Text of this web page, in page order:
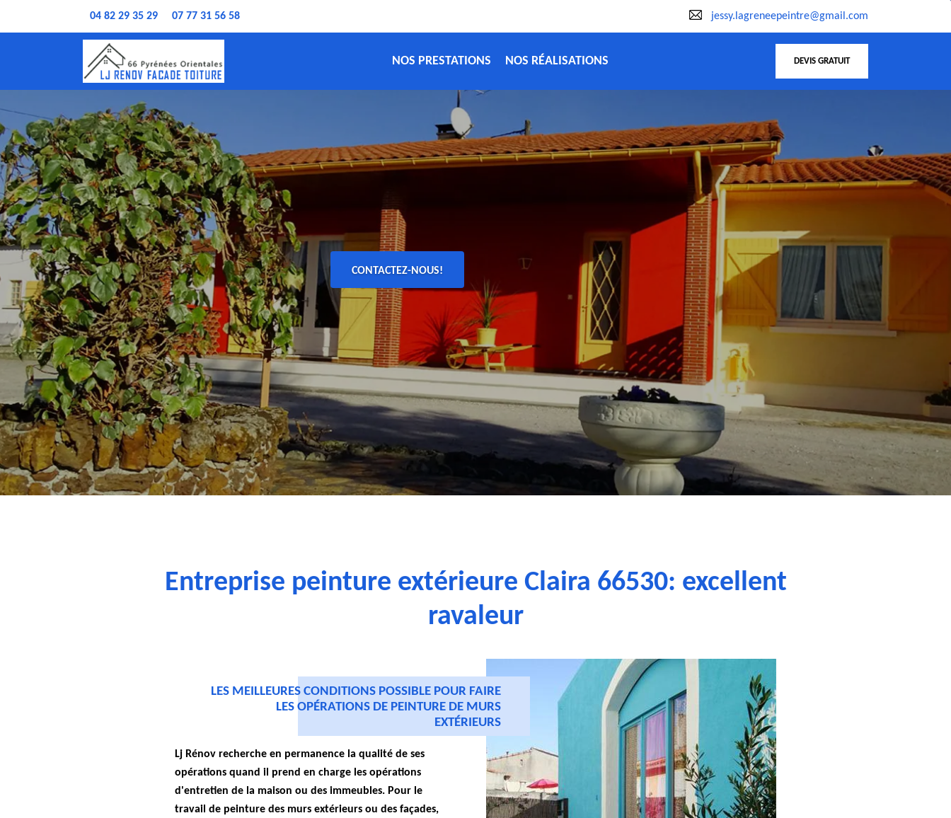
04 82 29 35 29 07 77 31 56 58 jessy.lagreneepeintre@gmail.com
NOS PRESTATIONS NOS RÉALISATIONS DEVIS GRATUIT
CONTACTEZ-NOUS!
Entreprise peinture extérieure Claira 66530: excellent
ravaleur
LES MEILLEURES CONDITIONS POSSIBLE POUR FAIRE
LES OPÉRATIONS DE PEINTURE DE MURS
EXTÉRIEURS
Lj Rénov recherche en permanence la qualité de ses
opérations quand il prend en charge les opérations
d'entretien de la maison ou des immeubles. Pour le
travail de peinture des murs extérieurs ou des façades,